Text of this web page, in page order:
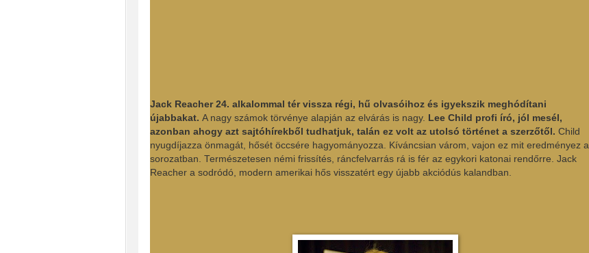
Jack Reacher 24. alkalommal tér vissza régi, hű olvasóihoz és igyekszik meghódítani
újabbakat. A nagy számok törvénye alapján az elvárás is nagy.
Lee Child profi író, jól mesél,
azonban ahogy azt sajtóhírekből tudhatjuk, talán ez volt az utolsó történet a szerzőtől. Child
nyugdíjazza önmagát, hősét öccsére hagyományozza. Kíváncsian várom, vajon ez mit eredményez a
sorozatban. Természetesen némi frissítés, ráncfelvarrás rá is fér az egykori katonai rendőrre. Jack
Reacher a sodródó, modern amerikai hős visszatért egy újabb akciódús kalandban.